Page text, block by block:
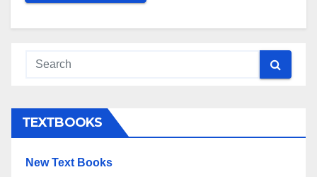
TEXTBOOKS
New Text Books